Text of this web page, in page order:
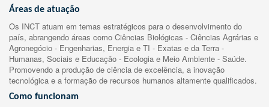
Áreas de atuação
Os INCT atuam em temas estratégicos para o desenvolvimento do
país, abrangendo áreas como Ciências Biológicas - Ciências Agrárias e
Agronegócio - Engenharias, Energia e TI - Exatas e da Terra -
Humanas, Sociais e Educação - Ecologia e Meio Ambiente - Saúde.
Promovendo a produção de ciência de excelência, a inovação
tecnológica e a formação de recursos humanos altamente qualificados.
Como funcionam